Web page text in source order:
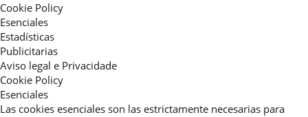
Cookie Policy
Esenciales
Estadísticas
Publicitarias
Aviso legal e Privacidade
Cookie Policy
Esenciales
Las cookies esenciales son las estrictamente necesarias para